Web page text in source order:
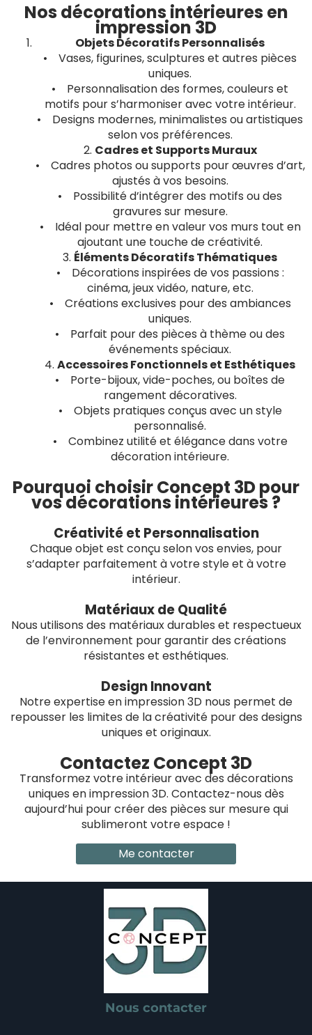
Nos décorations intérieures en
impression 3D
Objets Décoratifs Personnalisés
• Vases, figurines, sculptures et autres pièces
uniques.
• Personnalisation des formes, couleurs et
motifs pour s’harmoniser avec votre intérieur.
• Designs modernes, minimalistes ou artistiques
selon vos préférences.
2. Cadres et Supports Muraux
• Cadres photos ou supports pour œuvres d’art,
ajustés à vos besoins.
• Possibilité d’intégrer des motifs ou des
gravures sur mesure.
• Idéal pour mettre en valeur vos murs tout en
ajoutant une touche de créativité.
3. Éléments Décoratifs Thématiques
• Décorations inspirées de vos passions :
cinéma, jeux vidéo, nature, etc.
• Créations exclusives pour des ambiances
uniques.
• Parfait pour des pièces à thème ou des
événements spéciaux.
4. Accessoires Fonctionnels et Esthétiques
• Porte-bijoux, vide-poches, ou boîtes de
rangement décoratives.
• Objets pratiques conçus avec un style
personnalisé.
• Combinez utilité et élégance dans votre
décoration intérieure.
Pourquoi choisir Concept 3D pour
vos décorations intérieures ?
Créativité et Personnalisation
Chaque objet est conçu selon vos envies, pour
s’adapter parfaitement à votre style et à votre
intérieur.
Matériaux de Qualité
Nous utilisons des matériaux durables et respectueux
de l’environnement pour garantir des créations
résistantes et esthétiques.
Design Innovant
Notre expertise en impression 3D nous permet de
repousser les limites de la créativité pour des designs
uniques et originaux.
Contactez Concept 3D
Transformez votre intérieur avec des décorations
uniques en impression 3D. Contactez-nous dès
aujourd’hui pour créer des pièces sur mesure qui
sublimeront votre espace !
Me contacter
Nous contacter